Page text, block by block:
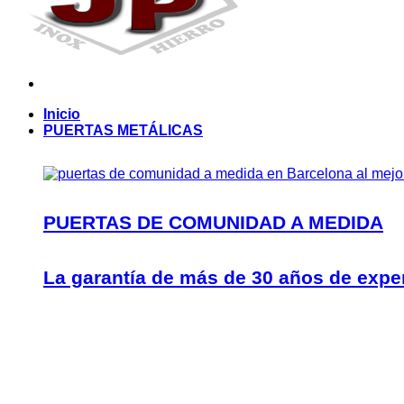
Inicio
PUERTAS METÁLICAS
PUERTAS DE COMUNIDAD A MEDIDA
La garantía de más de 30 años de